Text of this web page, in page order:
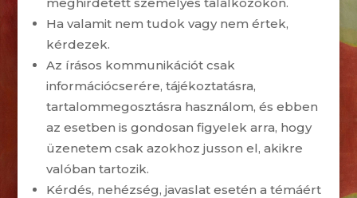
Ha valamit nem tudok vagy nem értek,
kérdezek.
Az írásos kommunikációt csak
információcserére, tájékoztatásra,
tartalommegosztásra használom, és ebben
az esetben is gondosan figyelek arra, hogy
üzenetem csak azokhoz jusson el, akikre
valóban tartozik.
Kérdés, nehézség, javaslat esetén a témáért